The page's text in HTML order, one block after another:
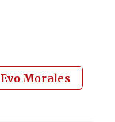
Evo Morales